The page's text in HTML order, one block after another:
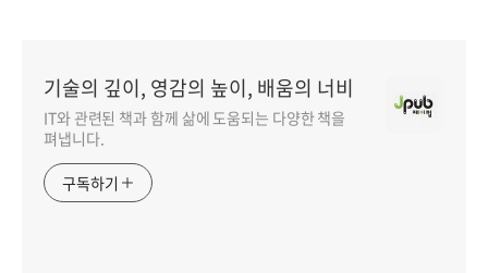
기술의 깊이, 영감의 높이, 배움의 너비
IT와 관련된 책과 함께 삶에 도움되는 다양한 책을
펴냅니다.
구독하기